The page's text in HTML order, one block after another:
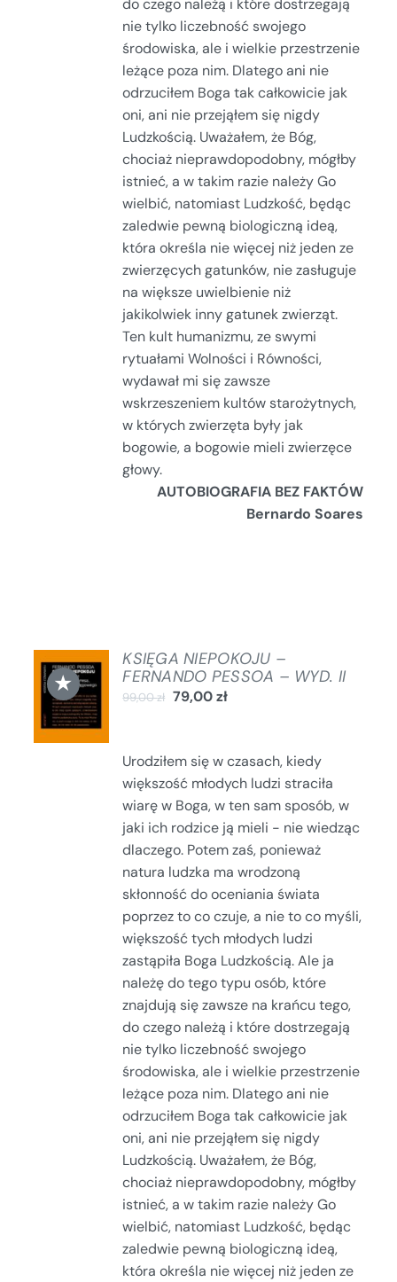
do czego należą i które dostrzegają
nie tylko liczebność swojego
środowiska, ale i wielkie przestrzenie
leżące poza nim. Dlatego ani nie
odrzuciłem Boga tak całkowicie jak
oni, ani nie przejąłem się nigdy
Ludzkością. Uważałem, że Bóg,
chociaż nieprawdopodobny, mógłby
istnieć, a w takim razie należy Go
wielbić, natomiast Ludzkość, będąc
zaledwie pewną biologiczną ideą,
która określa nie więcej niż jeden ze
zwierzęcych gatunków, nie zasługuje
na większe uwielbienie niż
jakikolwiek inny gatunek zwierząt.
Ten kult humanizmu, ze swymi
rytuałami Wolności i Równości,
wydawał mi się zawsze
wskrzeszeniem kultów starożytnych,
w których zwierzęta były jak
bogowie, a bogowie mieli zwierzęce
głowy.
AUTOBIOGRAFIA BEZ FAKTÓW
Bernardo Soares
★
DODAJ
DO
KOSZYKA
/
KSIĘGA NIEPOKOJU –
FERNANDO PESSOA – WYD. II
99,00zł 79,00zł
Urodziłem się w czasach, kiedy
większość młodych ludzi straciła
wiarę w Boga, w ten sam sposób, w
jaki ich rodzice ją mieli - nie wiedząc
dlaczego. Potem zaś, ponieważ
natura ludzka ma wrodzoną
skłonność do oceniania świata
poprzez to co czuje, a nie to co myśli,
większość tych młodych ludzi
zastąpiła Boga Ludzkością. Ale ja
należę do tego typu osób, które
znajdują się zawsze na krańcu tego,
do czego należą i które dostrzegają
nie tylko liczebność swojego
środowiska, ale i wielkie przestrzenie
leżące poza nim. Dlatego ani nie
odrzuciłem Boga tak całkowicie jak
oni, ani nie przejąłem się nigdy
Ludzkością. Uważałem, że Bóg,
chociaż nieprawdopodobny, mógłby
istnieć, a w takim razie należy Go
wielbić, natomiast Ludzkość, będąc
zaledwie pewną biologiczną ideą,
która określa nie więcej niż jeden ze